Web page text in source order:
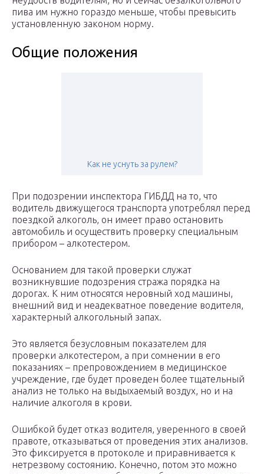
пива им нужно гораздо меньше, чтобы превысить
установленную законом норму.
Общие положения
Как не уснуть за рулем?
При подозрении инспектора ГИБДД на то, что
водитель движущегося транспорта употреблял перед
поездкой алкоголь, он имеет право остановить
автомобиль и осуществить проверку специальным
прибором – алкотестером.
Основанием для такой проверки служат
возникнувшие подозрения стража порядка на
дорогах. К ним относятся неровный ход машины,
внешний вид и неадекватное поведение водителя,
характерный алкогольный запах.
Это является безусловным показателем для
проверки алкотестером, а при сомнении в его
показаниях – препровождением в медицинское
учреждение, где будет проведен более тщательный
анализ не только на выдыхаемый воздух, но и на
наличие алкоголя в крови.
Ошибкой будет отказ водителя, уверенного в своей
правоте, отказываться от проведения этих анализов.
Это фиксируется в протоколе и приравнивается к
нетрезвому состоянию. Конечно, потом это можно